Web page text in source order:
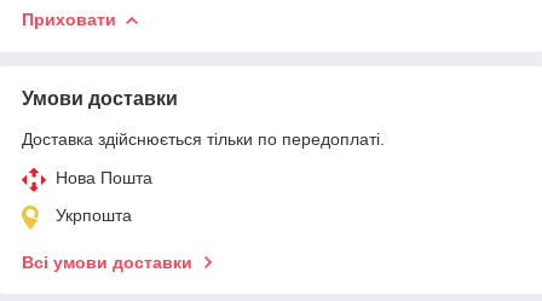
Приховати
Умови доставки
Доставка здійснюється тільки по передоплаті.
Нова Пошта
Укрпошта
Всі умови доставки